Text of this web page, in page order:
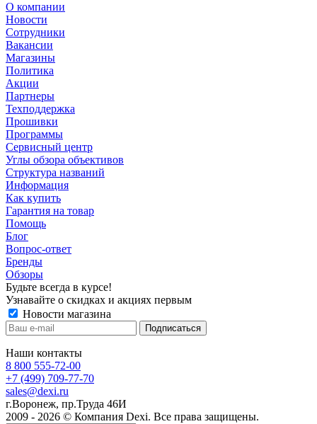
О компании
Новости
Сотрудники
Вакансии
Магазины
Политика
Акции
Партнеры
Техподдержка
Прошивки
Программы
Сервисный центр
Углы обзора объективов
Структура названий
Информация
Как купить
Гарантия на товар
Помощь
Блог
Вопрос-ответ
Бренды
Обзоры
Будьте всегда в курсе!
Узнавайте о скидках и акциях первым
Новости магазина
Наши контакты
8 800 555-72-00
+7 (499) 709-77-70
sales@dexi.ru
г.Воронеж, пр.Труда 46И
2009 - 2026 © Компания Dexi. Все права защищены.